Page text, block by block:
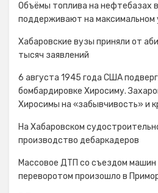
Объёмы топлива на нефтебазах
поддерживают на максимальном
Хабаровские вузы приняли от
тысяч заявлений
6 августа 1945 года США
бомбардировке Хиросиму.
Хиросимы на «забывчивость» и
На Хабаровском
производство дебаркадеров
Массовое ДТП со съездом
переворотом произошло в